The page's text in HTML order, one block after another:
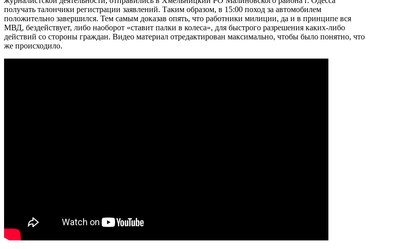
получать талончики регистрации заявлений. Таким образом, в 15:00 поход за автомобилем
положительно завершился. Тем самым доказав опять, что работники милиции, да и в принципе вся
МВД, бездействует, либо наоборот «ставит палки в колеса», для быстрого разрешения каких-либо
действий со стороны граждан. Видео материал отредактирован максимально, чтобы было понятно, что
же происходило.